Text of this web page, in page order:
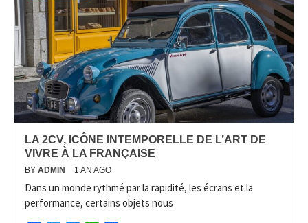
LA 2CV, ICÔNE INTEMPORELLE DE L’ART DE
VIVRE À LA FRANÇAISE
BY ADMIN 1 AN AGO
Dans un monde rythmé par la rapidité, les écrans et la
performance, certains objets nous